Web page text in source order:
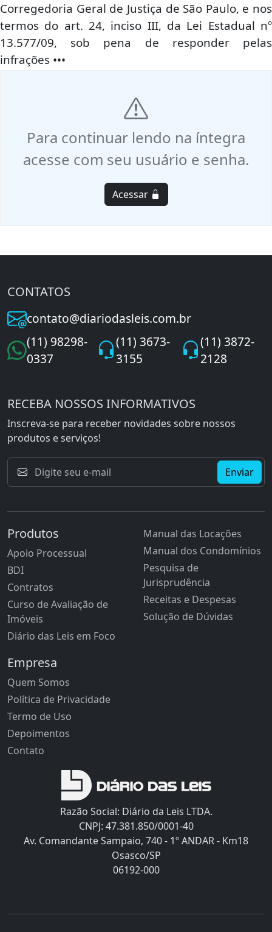
Corregedoria Geral de Justiça de São Paulo, e nos
termos do art. 24, inciso III, da Lei Estadual nº
13.577/09, sob pena de responder pelas
infrações •••
Para continuar lendo na íntegra
acesse com seu usuário e senha.
Acessar
CONTATOS
contato@diariodasleis.com.br
(11) 98298-
0337
(11) 3673-
3155
(11) 3872-
2128
RECEBA NOSSOS INFORMATIVOS
Inscreva-se para receber novidades sobre nossos
produtos e serviços!
Enviar
Produtos
Apoio Processual
BDI
Contratos
Curso de Avaliação de
Imóveis
Diário das Leis em Foco
Manual das Locações
Manual dos Condomínios
Pesquisa de
Jurisprudência
Receitas e Despesas
Solução de Dúvidas
Empresa
Quem Somos
Política de Privacidade
Termo de Uso
Depoimentos
Contato
Razão Social: Diário da Leis LTDA.
CNPJ: 47.381.850/0001-40
Av. Comandante Sampaio, 740 - 1º ANDAR - Km18
Osasco/SP
06192-000